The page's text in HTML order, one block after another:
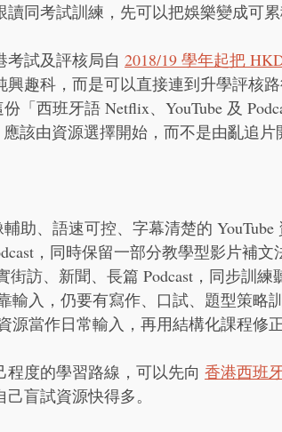
同考試訓練，先可以把娛樂變成可累
考試及評核局自 2018/19 學年起把
興趣科，而是可以直接連到升學評核
「西班牙語 Netflix、YouTube 及
該由資源選擇開始，而不是由亂追片
助、語速可控、字幕清楚的 YouTube
，同時保留一部分教學型影片補文
街訪、新聞、長篇 Podcast，同步訓練
輸入，仍要有寫作、口試、題型策略訓
源當作日常輸入，再用結構化課程修
度的學習路線，可以先向 香港西班
盲試資源快得多。